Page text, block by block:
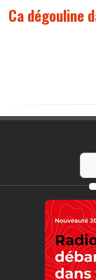
Ca dégouline